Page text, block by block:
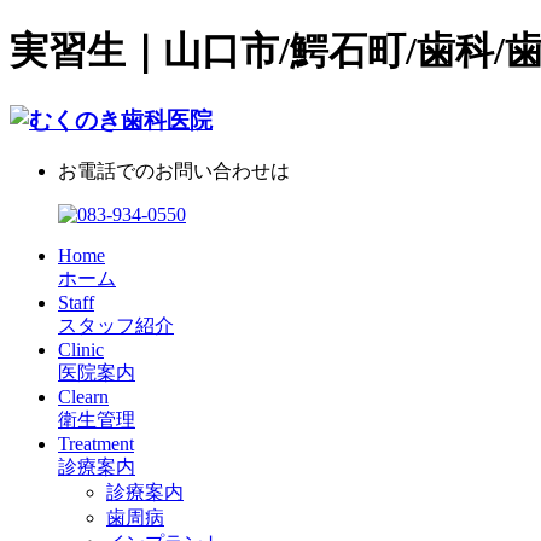
実習生｜山口市/鰐石町/歯科/
お電話でのお問い合わせは
Home
ホーム
Staff
スタッフ紹介
Clinic
医院案内
Clearn
衛生管理
Treatment
診療案内
診療案内
歯周病